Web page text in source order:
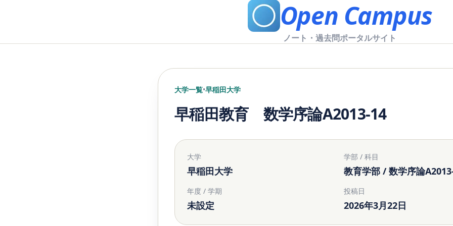
Open Campus
ノート・過去問ポータルサイト
大学一覧•早稲田大学
早稲田教育 数学序論A2013-14
大学
早稲田大学
学部 / 科目
教育学部 / 数学序論
年度 / 学期
未設定
投稿日
2026年3月22日